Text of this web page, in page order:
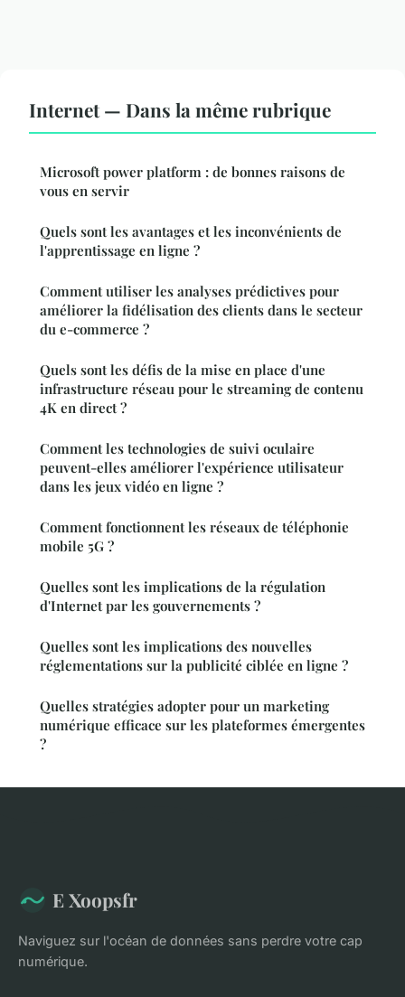
Internet — Dans la même rubrique
Microsoft power platform : de bonnes raisons de
vous en servir
Quels sont les avantages et les inconvénients de
l'apprentissage en ligne ?
Comment utiliser les analyses prédictives pour
améliorer la fidélisation des clients dans le secteur
du e-commerce ?
Quels sont les défis de la mise en place d'une
infrastructure réseau pour le streaming de contenu
4K en direct ?
Comment les technologies de suivi oculaire
peuvent-elles améliorer l'expérience utilisateur
dans les jeux vidéo en ligne ?
Comment fonctionnent les réseaux de téléphonie
mobile 5G ?
Quelles sont les implications de la régulation
d'Internet par les gouvernements ?
Quelles sont les implications des nouvelles
réglementations sur la publicité ciblée en ligne ?
Quelles stratégies adopter pour un marketing
numérique efficace sur les plateformes émergentes
?
E Xoopsfr
Naviguez sur l'océan de données sans perdre votre cap
numérique.